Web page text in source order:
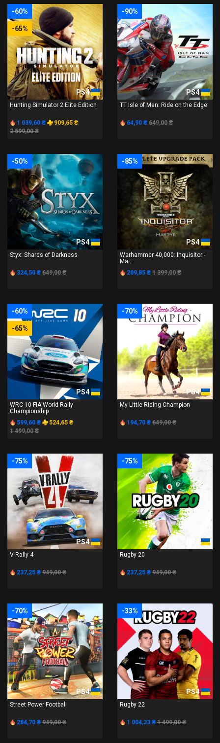
-60%
-65%
PS4
Hunting Simulator 2 Elite Edition
1 039,60 ₴
909,65 ₴
2 599,00 ₴
-90%
PS4
TT Isle of Man: Ride on the Edge
64,90 ₴ 649,00 ₴
-50%
PS4
Styx: Shards of Darkness
324,50 ₴ 649,00 ₴
-85%
PS4
Warhammer 40,000: Inquisitor -
Ma...
209,85 ₴ 1 399,00 ₴
-60%
-65%
PS4
WRC 10 FIA World Rally
Championship
599,60 ₴
524,65 ₴
1 499,00 ₴
-70%
PS4
My Little Riding Champion
194,70 ₴ 649,00 ₴
-75%
PS4
V-Rally 4
237,25 ₴ 949,00 ₴
-75%
PS4
Rugby 20
237,25 ₴ 949,00 ₴
-70%
PS4
Street Power Football
284,70 ₴ 949,00 ₴
-33%
PS4
Rugby 22
1 004,33 ₴ 1 499,00 ₴